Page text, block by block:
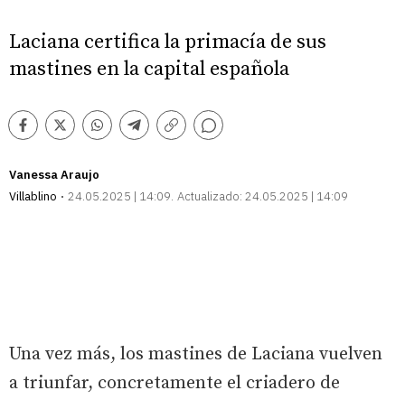
Laciana certifica la primacía de sus
mastines en la capital española
Facebook
TwitterWhatsappTelegram
Copiar
Comentarios
Vanessa Araujo
Villablino
24.05.2025 | 14:09 Actualizado: 24.05.2025 | 14:09
Una vez más, los mastines de Laciana vuelven
a triunfar, concretamente el criadero de